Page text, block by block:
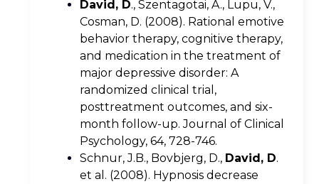
David, D., Szentagotai, A., Lupu, V.,
Cosman, D. (2008). Rational emotive
behavior therapy, cognitive therapy,
and medication in the treatment of
major depressive disorder: A
randomized clinical trial,
posttreatment outcomes, and six-
month follow-up. Journal of Clinical
Psychology, 64, 728-746.
Schnur, J.B., Bovbjerg, D., David, D.
et al. (2008). Hypnosis decrease